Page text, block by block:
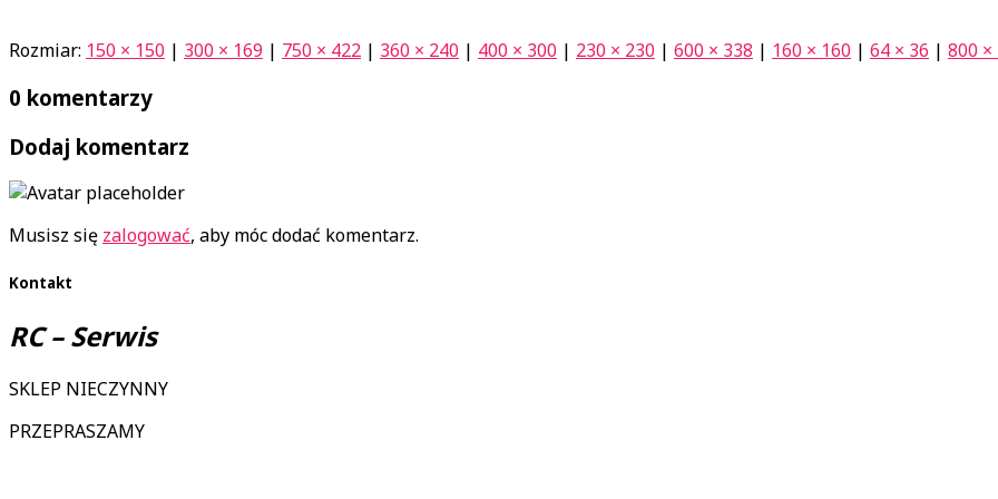
Rozmiar: 150 × 150 | 300 × 169 | 750 × 422 | 360 × 240 | 400 × 300 | 230 × 230 | 600 × 338 | 160 × 160 | 64 × 36 | 800 ×
0 komentarzy
Dodaj komentarz
Musisz się zalogować, aby móc dodać komentarz.
Kontakt
RC – Serwis
SKLEP NIECZYNNY
PRZEPRASZAMY